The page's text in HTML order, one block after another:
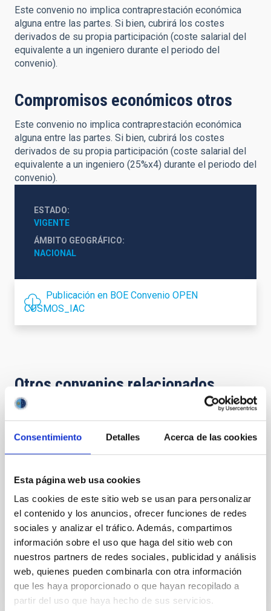
Consentimiento Detalles Acerca de las cookies
Esta página web usa cookies
Las cookies de este sitio web se usan para personalizar
el contenido y los anuncios, ofrecer funciones de redes
sociales y analizar el tráfico. Además, compartimos
información sobre el uso que haga del sitio web con
nuestros partners de redes sociales, publicidad y análisis
web, quienes pueden combinarla con otra información
que les haya proporcionado o que hayan recopilado a
partir del uso que haya hecho de sus servicios.
Este convenio no implica contraprestación económica
alguna entre las partes. Si bien, cubrirá los costes
derivados de su propia participación (coste salarial del
equivalente a un ingeniero durante el periodo del
convenio).
Compromisos económicos otros
Este convenio no implica contraprestación económica
alguna entre las partes. Si bien, cubrirá los costes
derivados de su propia participación (coste salarial del
equivalente a un ingeniero (25%x4) durante el periodo del
convenio).
ESTADO
VIGENTE
ÁMBITO GEOGRÁFICO
NACIONAL
Publicación en BOE Convenio OPEN
COSMOS_IAC
Otros convenios relacionados
telescopios William Herschel e Isaac
Canarias (IAC) y Science and Technology
Facilities Council (STFC) y la Nederlandese
Organisatie voor Wetenschappelijk
Onderzoek (NWO)
Vigente